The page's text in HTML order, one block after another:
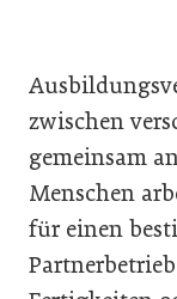
zwischen
gemeinsam
Menschen
für einen